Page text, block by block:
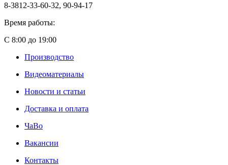
8-3812-33-60-32, 90-94-17
Время работы:
С 8:00 до 19:00
Производство
Видеоматериалы
Новости и статьи
Доставка и оплата
ЧаВо
Вакансии
Контакты